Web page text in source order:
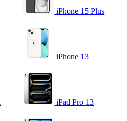
iPhone 15 Plus
iPhone 13
iPad Pro 13